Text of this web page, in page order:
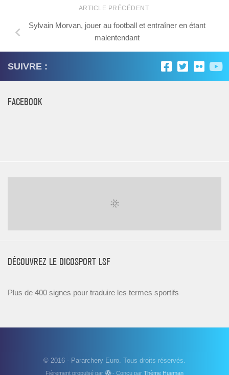
ARTICLE PRÉCÉDENT
Sylvain Morvan, jouer au football et entraîner en étant
malentendant
SUIVRE :
FACEBOOK
DÉCOUVREZ LE DICOSPORT LSF
Plus de 400 signes pour traduire les termes sportifs
© 2016 - Pararchery Euro. Tous droits réservés.
Fièrement propulsé par - Conçu par Thème Hueman